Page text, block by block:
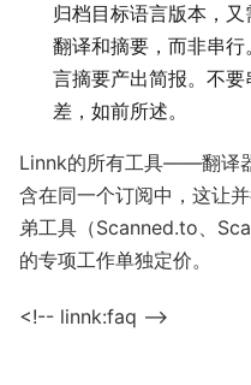
归档目标语言版本，
翻译和摘要，而非串
言摘要产出简报。不
差，如前所述。
Linnk的所有工具——翻译
含在同一个订阅中，这让
弟工具（Scanned.to、
的专项工作单独定价。
<!-- linnk:faq -->